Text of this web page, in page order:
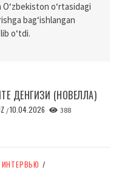
o‘rtasidagi
bag‘ishlangan
o‘tdi.
ДЕНГИЗИ (НОВЕЛЛА)
/10.04.2026 388
ИНТЕРВЬЮ /